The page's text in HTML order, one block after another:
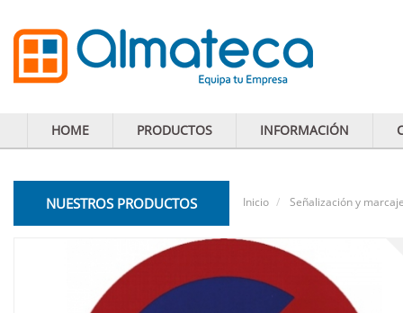
HOME PRODUCTOS INFORMACIÓN
NUESTROS PRODUCTOS Inicio Señalización y